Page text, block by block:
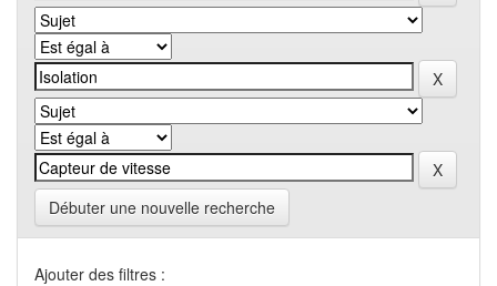
Débuter une nouvelle recherche
Ajouter des filtres :